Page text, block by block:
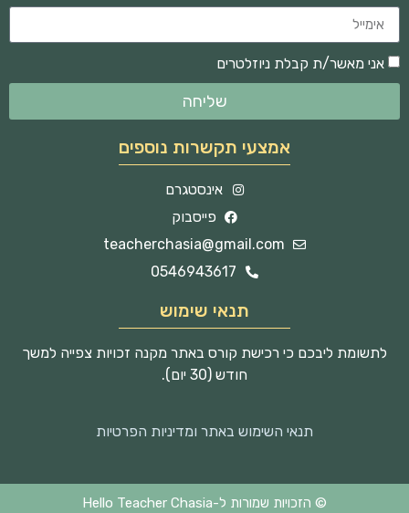
אני מאשר/ת קבלת ניוזלטרים
שליחה
אמצעי תקשרות נוספים
אינסטגרם
פייסבוק
teacherchasia@gmail.com
0546943617
תנאי שימוש
לתשומת ליבכם כי רכישת קורס באתר מקנה זכויות צפייה למשך
חודש (30 יום).
תנאי השימוש באתר ומדיניות הפרטיות
© הזכויות שמורות ל-Hello Teacher Chasia